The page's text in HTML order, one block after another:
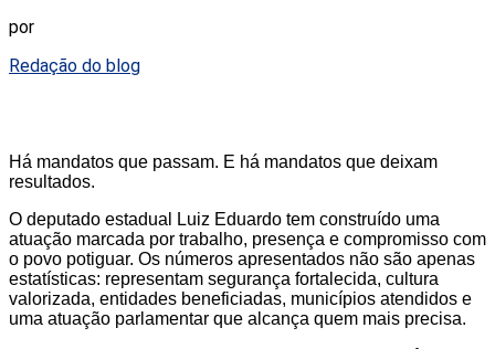
por
Redação do blog
Há mandatos que passam. E há mandatos que deixam
resultados.
O deputado estadual Luiz Eduardo tem construído uma
atuação marcada por trabalho, presença e compromisso com
o povo potiguar. Os números apresentados não são apenas
estatísticas: representam segurança fortalecida, cultura
valorizada, entidades beneficiadas, municípios atendidos e
uma atuação parlamentar que alcança quem mais precisa.